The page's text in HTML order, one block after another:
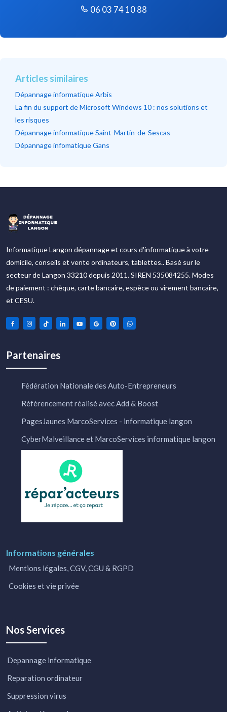
06 03 74 10 88
Articles similaires
Dépannage informatique Arbis
La fin du support de Microsoft Windows 10 : nos solutions et
les risques
Dépannage informatique Saint-Martin-de-Sescas
Dépannage infomatique Gans
Informatique Langon dépannage et cours d'informatique à votre
domicile, conseils et vente ordinateurs, tablettes.. Basé sur le
secteur de Langon 33210 depuis 2011. SIREN 535084255. Modes
de paiement : chèque, carte bancaire, espèce ou virement bancaire,
et CESU.
Partenaires
Fédération Nationale des Auto-Entrepreneurs
Référencement réalisé avec Add & Boost
PagesJaunes MarcoServices - informatique langon
CyberMalveillance et MarcoServices informatique langon
Informations générales
Mentions légales, CGV, CGU & RGPD
Cookies et vie privée
Nos Services
Depannage informatique
Reparation ordinateur
Suppression virus